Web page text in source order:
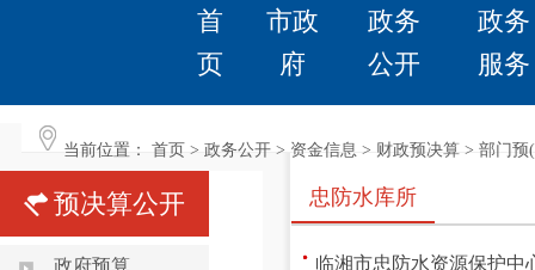
首
页
市政
府
政务
公开
政务
服务
当前位置： 首页 > 政务公开> 资金信息 > 财政预决算> 部门预
预决算公开
政府预算
忠防水库所
临湘市忠防水资源保护中